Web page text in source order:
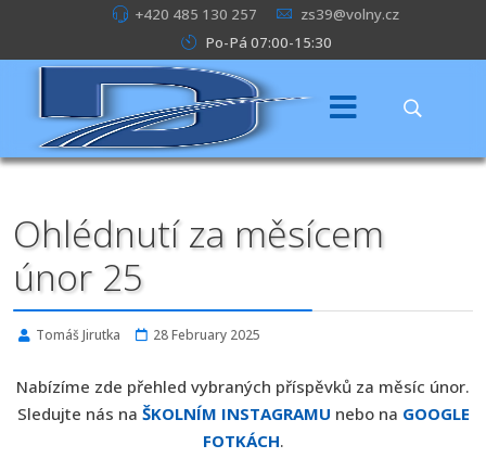
+420 485 130 257
zs39@volny.cz
Po-Pá 07:00-15:30
Ohlédnutí za měsícem
únor 25
Tomáš Jirutka 28 February 2025
Nabízíme zde přehled vybraných příspěvků za měsíc únor.
Sledujte nás na ŠKOLNÍM INSTAGRAMU nebo na GOOGLE
FOTKÁCH.